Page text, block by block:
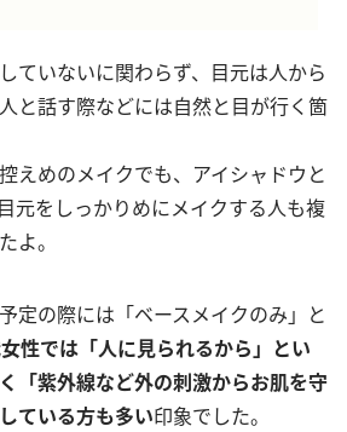
ていないに関わらず、目元は人から
と話す際などには自然と目が行く箇
えめのメイクでも、アイシャドウと
元をしっかりめにメイクする人も複
よ。
定の際には「ベースメイクのみ」と
性では「人に見られるから」とい
「紫外線など外の刺激からお肌を守
ている方も多い印象でした。